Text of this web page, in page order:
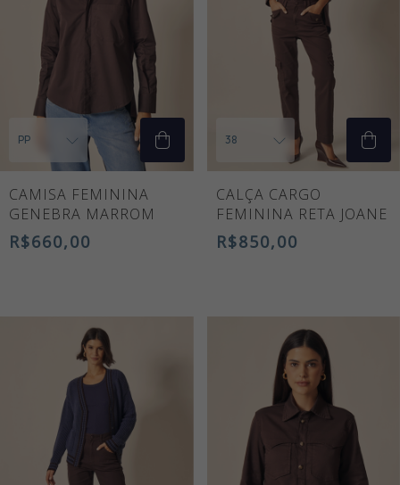
CAMISA FEMININA
GENEBRA MARROM
R$660,00
CALÇA CARGO
FEMININA RETA JOANE
R$850,00